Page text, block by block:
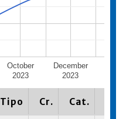
October
2023
December
2023
Tipo Cr. Cat.